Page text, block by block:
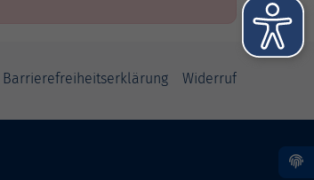
Barrierefreiheitserklärung Widerruf